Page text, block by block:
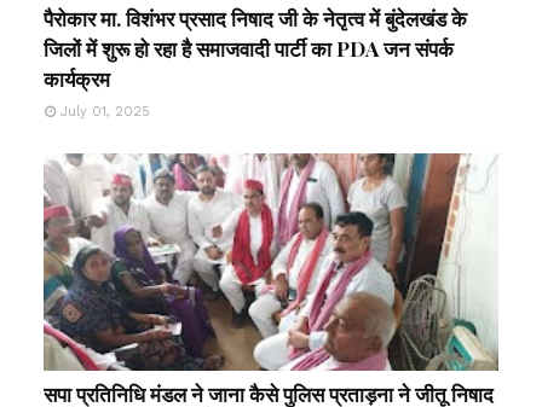
पैरोकार मा. विशंभर प्रसाद निषाद जी के नेतृत्व में बुंदेलखंड के
जिलों में शुरू हो रहा है समाजवादी पार्टी का PDA जन संपर्क
कार्यक्रम
July 01, 2025
सपा प्रतिनिधि मंडल ने जाना कैसे पुलिस प्रताड़ना ने जीतू निषाद